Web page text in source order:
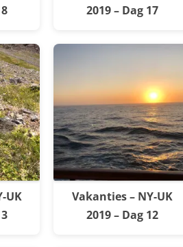
2019 – Dag 17
UK
Vakanties – NY-UK
2019 – Dag 12